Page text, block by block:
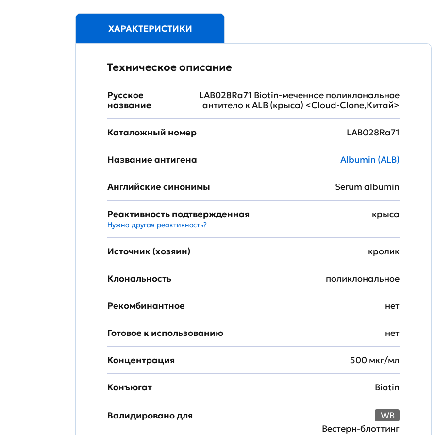
ХАРАКТЕРИСТИКИ
Техническое описание
Русское
название
LAB028Ra71 Biotin-меченное поликлональное
антитело к ALB (крыса) <Cloud-Clone,Китай>
Каталожный номер LAB028Ra71
Название антигена Albumin (ALB)
Английские синонимы Serum albumin
Реактивность подтвержденная
Нужна другая реактивность?
крыса
Источник (хозяин) кролик
Клональность поликлональное
Рекомбинантное нет
Готовое к использованию нет
Концентрация 500 мкг/мл
Конъюгат Biotin
Валидировано для
WB
Вестерн-блоттинг